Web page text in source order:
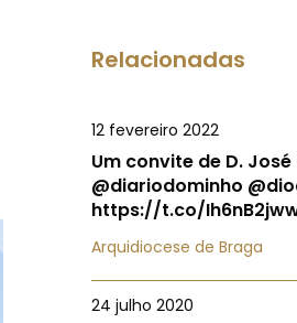
Relacionadas
12 fevereiro 2022
Um convite de D.
@diariodominho
https://t.co/
Arquidiocese de Braga
24 julho 2020